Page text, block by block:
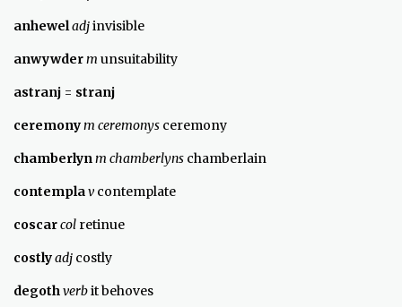
anheweladjinvisible
anwywderm unsuitability
astranj = stranj
ceremonym ceremonys ceremony
chamberlynm chamberlyns chamberlain
contemplav contemplate
coscarcol retinue
costlyadj costly
degothverbit behoves